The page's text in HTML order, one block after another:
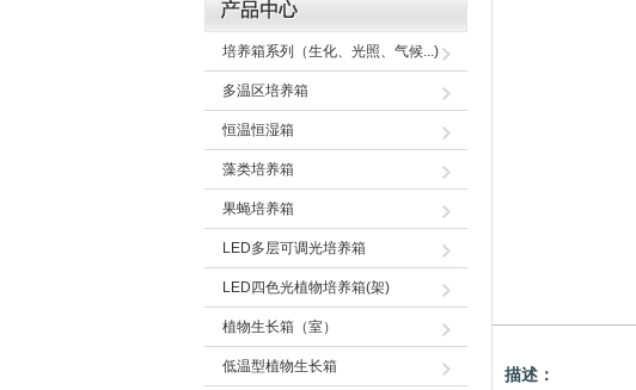
培养箱系列（生化、光照、气候...)
多温区培养箱
恒温恒湿箱
藻类培养箱
果蝇培养箱
LED多层可调光培养箱
LED四色光植物培养箱(架)
植物生长箱（室）
低温型植物生长箱 描述：